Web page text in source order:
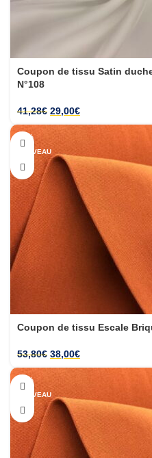
Coupon de tissu Satin
N°108
41,28€ 29,00€
-29%
NOUVEAU
Coupon de tissu Escale
53,80€ 38,00€
-29%
NOUVEAU